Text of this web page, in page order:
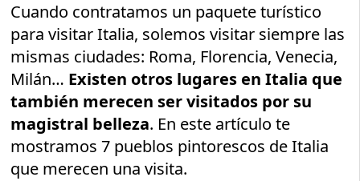
Cuando contratamos un paquete turístico
para visitar Italia, solemos visitar siempre las
mismas ciudades: Roma, Florencia, Venecia,
Milán… Existen otros lugares en Italia que
también merecen ser visitados por su
magistral belleza. En este artículo te
mostramos 7 pueblos pintorescos de Italia
que merecen una visita.